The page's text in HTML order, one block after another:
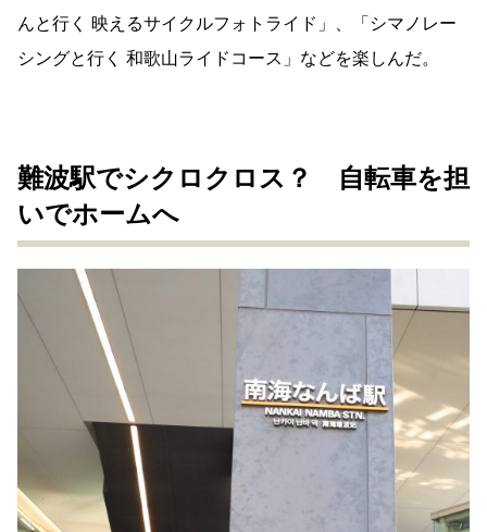
んと行く 映えるサイクルフォトライド」、「シマノレー
シングと行く 和歌山ライドコース」などを楽しんだ。
難波駅でシクロクロス？ 自転車を担
いでホームへ